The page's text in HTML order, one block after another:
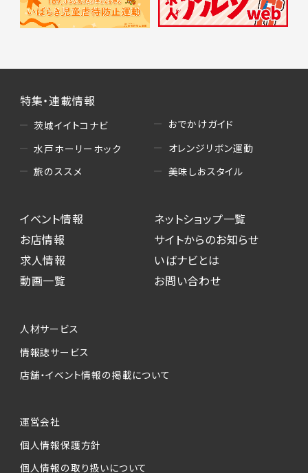
特集・連載情報
茨城イイトコナビ
水戸ホーリーホック
旅のススメ
おでかけガイド
オレンジリボン運動
美味しおスタイル
イベント情報
お店情報
求人情報
動画一覧
ネットショップ一覧
サイトからのお知らせ
いばナビとは
お問い合わせ
人材サービス
情報誌サービス
店舗・イベント情報の掲載について
運営会社
個人情報保護方針
個人情報の取り扱いについて